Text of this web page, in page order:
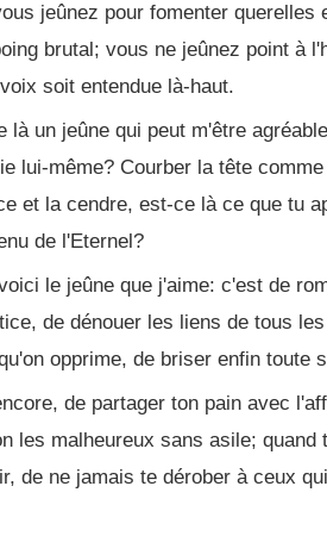
jeûnez pour fomenter querelles
brutal; vous ne jeûnez point à
soit entendue là-haut.
là un jeûne qui peut m'être
lui-même? Courber la tête
et la cendre, est-ce là ce que tu
de l'Eternel?
le jeûne que j'aime: c'est de
de dénouer les liens de tous
opprime, de briser enfin toute
de partager ton pain avec
les malheureux sans asile; quand
de ne jamais te dérober à ceux